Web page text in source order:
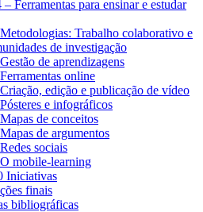
Ferramentas para ensinar e estudar
Trabalho colaborativo e
de investigação
de aprendizagens
online
edição e publicação de vídeo
e infográficos
de conceitos
de argumentos
sociais
mobile-learning
Iniciativas
finais
bibliográficas